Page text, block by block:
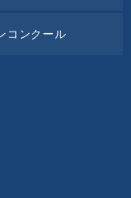
コンクール